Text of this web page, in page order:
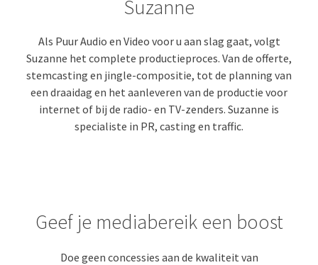
Suzanne
Als Puur Audio en Video voor u aan slag gaat, volgt
Suzanne het complete productieproces. Van de offerte,
stemcasting en jingle-compositie, tot de planning van
een draaidag en het aanleveren van de productie voor
internet of bij de radio- en TV-zenders. Suzanne is
specialiste in PR, casting en traffic.
Geef je mediabereik een boost
Doe geen concessies aan de kwaliteit van